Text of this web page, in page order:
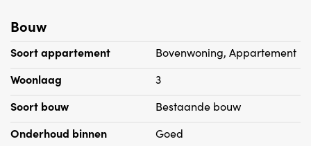
Bouw
Soort appartement
Bovenwoning, Appartement
Woonlaag
3
Soort bouw
Bestaande bouw
Onderhoud binnen
Goed